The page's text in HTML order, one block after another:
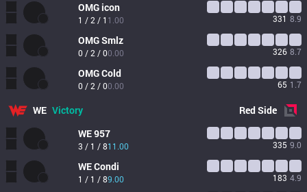
OMGicon
1 / 2 / 1 1.00 331 8.9
OMGSmlz
0 / 2 / 00.00 326 8.7
OMGCold
0 / 2 / 00.00 65 1.7
WE Victory RedSide
WE957
3 / 1 / 811.00 335 9.0
WECondi
1 / 1 / 89.00 183 4.9